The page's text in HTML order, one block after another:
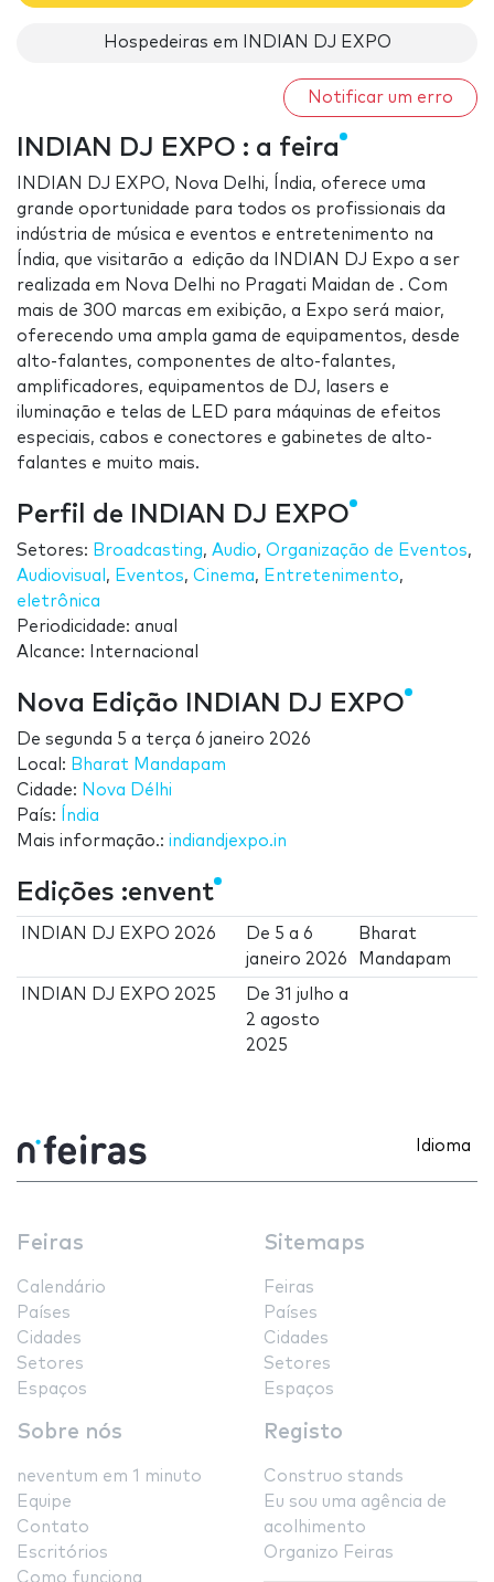
Hospedeiras em INDIAN DJ EXPO
Notificar um erro
INDIAN DJ EXPO : a feira
INDIAN DJ EXPO, Nova Delhi, Índia, oferece uma
grande oportunidade para todos os profissionais da
indústria de música e eventos e entretenimento na
Índia, que visitarão a edição da INDIAN DJ Expo a ser
realizada em Nova Delhi no Pragati Maidan de . Com
mais de 300 marcas em exibição, a Expo será maior,
oferecendo uma ampla gama de equipamentos, desde
alto-falantes, componentes de alto-falantes,
amplificadores, equipamentos de DJ, lasers e
iluminação e telas de LED para máquinas de efeitos
especiais, cabos e conectores e gabinetes de alto-
falantes e muito mais.
Perfil de INDIAN DJ EXPO
Setores: Broadcasting, Audio, Organização de Eventos,
Audiovisual , Eventos, Cinema, Entretenimento,
eletrônica
Periodicidade: anual
Alcance: Internacional
Nova Edição INDIAN DJ EXPO
De segunda 5 a terça 6 janeiro 2026
Local: Bharat Mandapam
Cidade: Nova Délhi
País:
Índia
Mais informação.: indiandjexpo.in
Edições :envent
INDIAN DJ EXPO 2026 De 5 a6
janeiro 2026
Bharat
Mandapam
INDIAN DJ EXPO 2025 De 31 julho a
2 agosto
2025
Idioma
Feiras
Calendário
Países
Cidades
Setores
Espaços
Sitemaps
Feiras
Países
Cidades
Setores
Espaços
Sobre nós
neventum em 1 minuto
Equipe
Contato
Escritórios
Como funciona
Registo
Construo stands
Eu sou uma agência de
acolhimento
Organizo Feiras